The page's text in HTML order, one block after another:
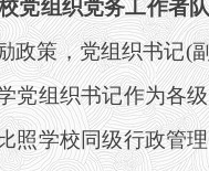
党组织党务工作者
政策，党组织书记(
党组织书记作为各
照学校同级行政管